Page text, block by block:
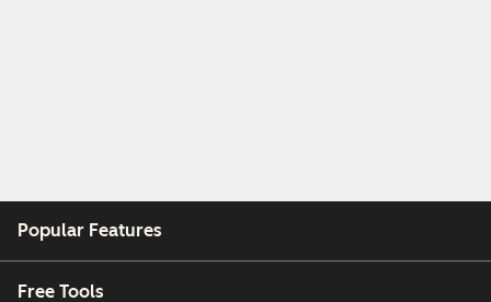
Popular Features
Free Tools